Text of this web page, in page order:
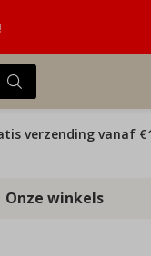
verzending vanaf
Onze winkels